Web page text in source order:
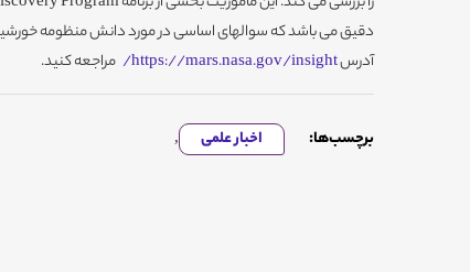
دقیق می باشد که سوالهای اساسی در مورد دانش منظومه
آدرسhttps://mars.nasa.gov/insight/ مراجعه کنید.
برچسب‌ها: اخبار علمی ,